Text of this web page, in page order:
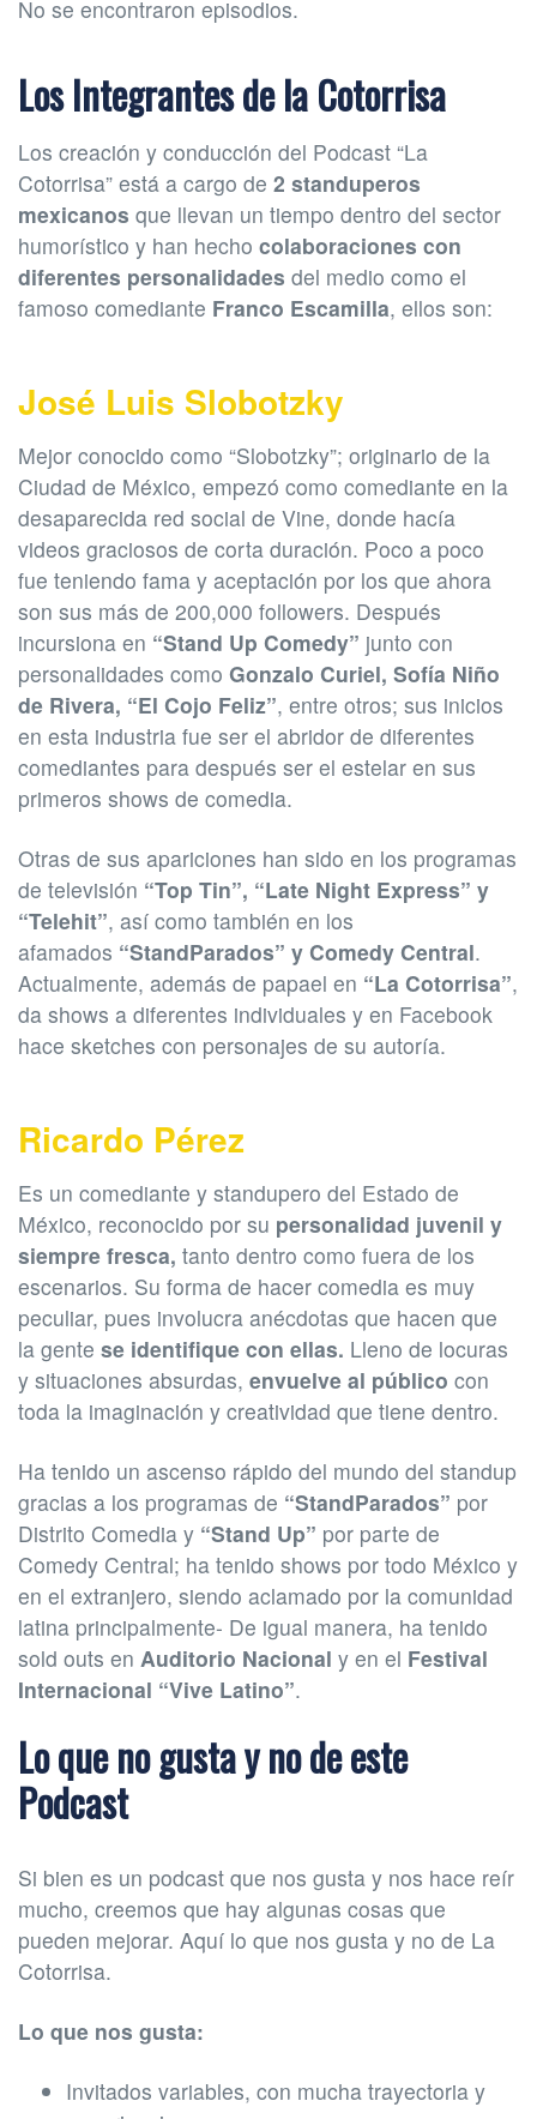
No se encontraron episodios.
Los Integrantes de la Cotorrisa
Los creación y conducción del Podcast “La
Cotorrisa” está a cargo de 2 standuperos
mexicanos que llevan un tiempo dentro del sector
humorístico y han hecho colaboraciones con
diferentes personalidades del medio como el
famoso comediante Franco Escamilla, ellos son:
José Luis Slobotzky
Mejor conocido como “Slobotzky”; originario de la
Ciudad de México, empezó como comediante en la
desaparecida red social de Vine, donde hacía
videos graciosos de corta duración. Poco a poco
fue teniendo fama y aceptación por los que ahora
son sus más de 200,000 followers. Después
incursiona en “Stand Up Comedy” junto con
personalidades como Gonzalo Curiel, Sofía Niño
de Rivera, “El Cojo Feliz”, entre otros; sus inicios
en esta industria fue ser el abridor de diferentes
comediantes para después ser el estelar en sus
primeros shows de comedia.
Otras de sus apariciones han sido en los programas
de televisión “Top Tin”, “Late Night Express” y
“Telehit”, así como también en los
afamados “StandParados” y Comedy Central.
Actualmente, además de papael en “La Cotorrisa”,
da shows a diferentes individuales y en Facebook
hace sketches con personajes de su autoría.
Ricardo Pérez
Es un comediante y standupero del Estado de
México, reconocido por su personalidad juvenil y
siempre fresca, tanto dentro como fuera de los
escenarios. Su forma de hacer comedia es muy
peculiar, pues involucra anécdotas que hacen que
la gente se identifique con ellas. Lleno de locuras
y situaciones absurdas, envuelve al público con
toda la imaginación y creatividad que tiene dentro.
Ha tenido un ascenso rápido del mundo del standup
gracias a los programas de “StandParados” por
Distrito Comedia y “Stand Up” por parte de
Comedy Central; ha tenido shows por todo México y
en el extranjero, siendo aclamado por la comunidad
latina principalmente- De igual manera, ha tenido
sold outs en Auditorio Nacional y en el Festival
Internacional “Vive Latino”.
Lo que no gusta y no de este
Podcast
Si bien es un podcast que nos gusta y nos hace reír
mucho, creemos que hay algunas cosas que
pueden mejorar. Aquí lo que nos gusta y no de La
Cotorrisa.
Lo que nos gusta:
Invitados variables, con mucha trayectoria y